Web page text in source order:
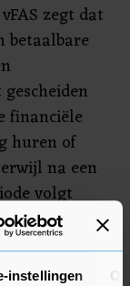
instellingen
zegt dat
betaalbare
financiële
huren of
na een
volgt
met je ex."